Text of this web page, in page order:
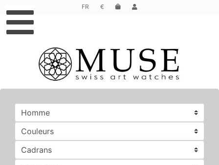
FR €
Choisissez votre
Muse